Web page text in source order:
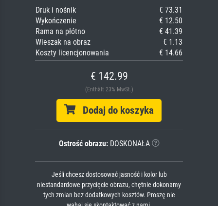
Druk i nośnik
€ 73.31
Wykończenie
€ 12.50
Rama na płótno
€ 41.39
Wieszak na obraz
€ 1.13
Koszty licencjonowania
€ 14.66
€ 142.99
(Enthält 23% MwSt.)
Dodaj do koszyka
Ostrość obrazu:DOSKONAŁA
Jeśli chcesz dostosować jasność i kolor lub
niestandardowe przycięcie obrazu, chętnie dokonamy
tych zmian bez dodatkowych kosztów. Proszę nie